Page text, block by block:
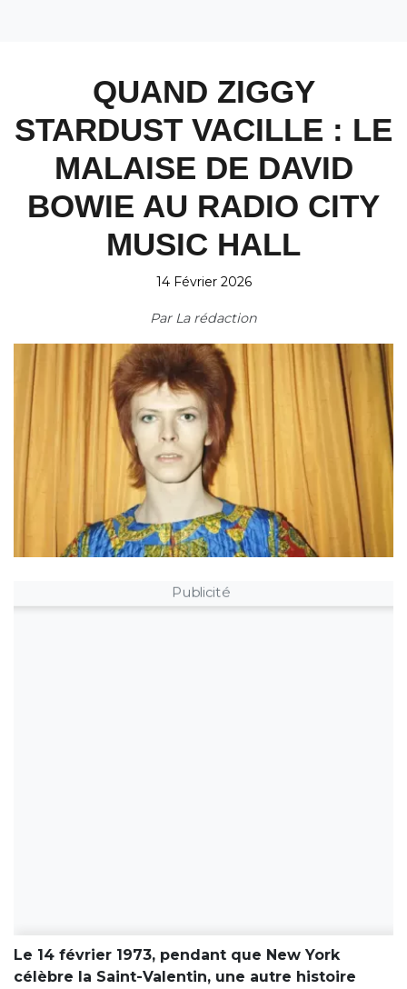
QUAND ZIGGY
STARDUST VACILLE : LE
MALAISE DE DAVID
BOWIE AU RADIO CITY
MUSIC HALL
14 Février 2026
Par La rédaction
Publicité
Le 14 février 1973, pendant que New York
célèbre la Saint-Valentin, une autre histoire